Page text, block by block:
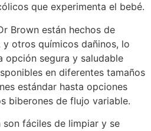
que experimenta el bebé.
Brown están hechos de
y otros químicos dañinos, lo
opción segura y saludable
en diferentes tamaños
estándar hasta opciones
biberones de flujo variable.
fáciles de limpiar y se